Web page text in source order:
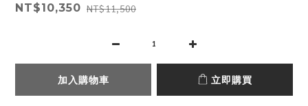
NT$10,350 NT$11,500
加入購物車 立即購買